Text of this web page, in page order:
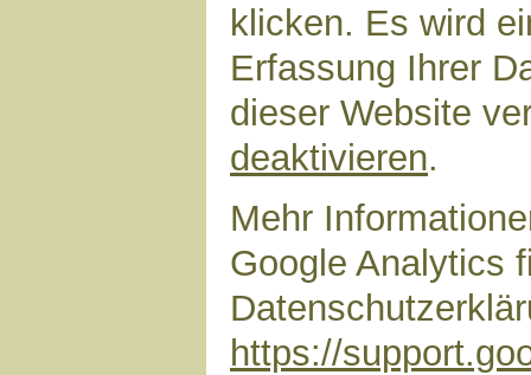
klicken. Es wird
Erfassung Ihrer
dieser Website
deaktivieren.
Mehr
Google Analytics
https://